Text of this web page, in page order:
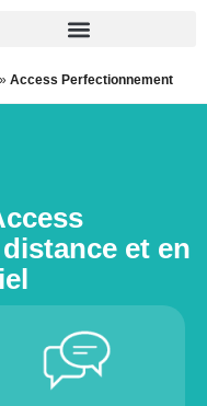
» Access Perfectionnement
et en